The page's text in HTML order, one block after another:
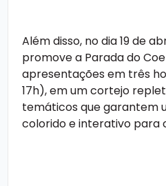
Além disso, no dia 19 de
promove a Parada do
apresentações em três
17h), em um cortejo
temáticos que garantem
colorido e interativo para